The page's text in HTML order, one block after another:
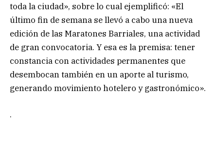
toda la ciudad», sobre lo cual ejemplificó: «El
último fin de semana se llevó a cabo una nueva
edición de las Maratones Barriales, una actividad
de gran convocatoria. Y esa es la premisa: tener
constancia con actividades permanentes que
desembocan también en un aporte al turismo,
generando movimiento hotelero y gastronómico».
.